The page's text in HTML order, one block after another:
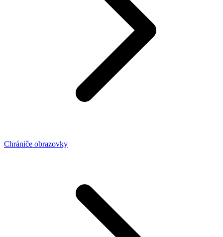
Chrániče obrazovky